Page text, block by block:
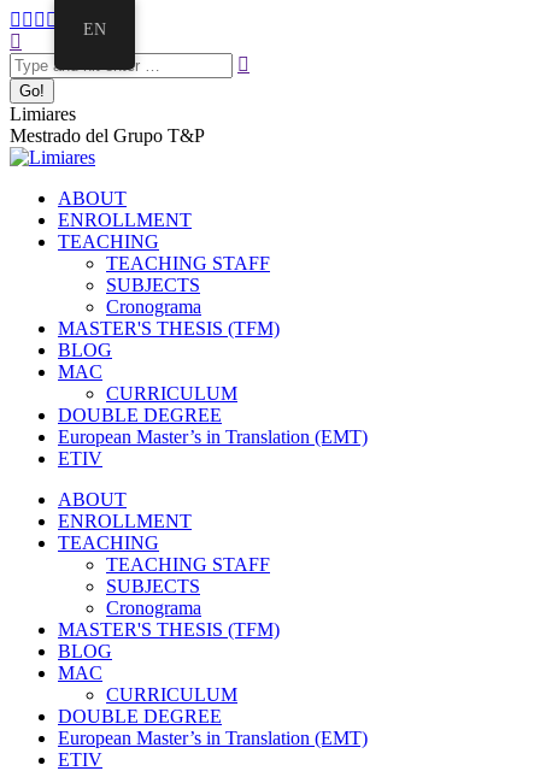
Skip
to
content
Facebook
opens
in
new
window
Twitter
opens
in
new
window
Mail
opens
in
new
window
Instagram
page
in
window
Linkedin
page
in
window
Search:
Limiares
Mestrado del Grupo T&P
ABOUT
ENROLLMENT
TEACHING
TEACHING STAFF
SUBJECTS
Cronograma
MASTER'S THESIS (TFM)
BLOG
MAC
CURRICULUM
DOUBLE DEGREE
European Master’s in Translation (EMT)
ETIV
ABOUT
ENROLLMENT
TEACHING
TEACHING STAFF
SUBJECTS
Cronograma
MASTER'S THESIS (TFM)
BLOG
MAC
CURRICULUM
DOUBLE DEGREE
European Master’s in Translation (EMT)
ETIV
EN